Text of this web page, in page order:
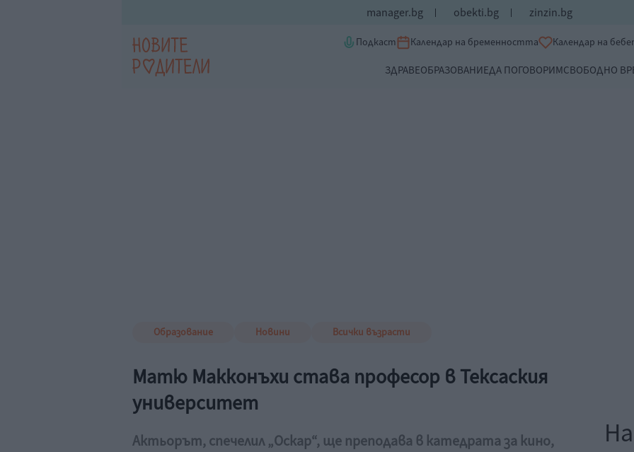
manager.bg obekti.bg zinzin.bg
Подкаст Календар на бременността Календар на
ЗДРАВЕОБРАЗОВАНИЕДА ПОГОВОРИМСВОБОДНО
Образование Новини Всички възрасти
Матю Макконъхи става професор в Тексаския
университет
Актьорът, спечелил „Оскар“, ще преподава в катедрата за кино,